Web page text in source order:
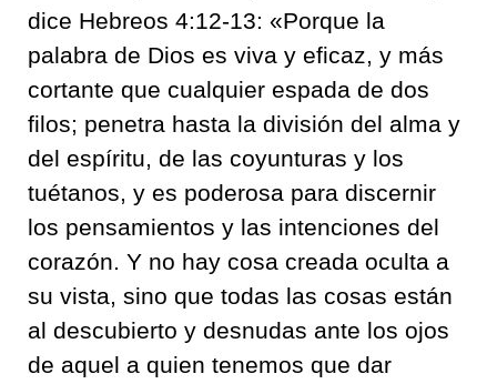
dice Hebreos 4:12-13: «Porque la
palabra de Dios es viva y eficaz, y más
cortante que cualquier espada de dos
filos; penetra hasta la división del alma y
del espíritu, de las coyunturas y los
tuétanos, y es poderosa para discernir
los pensamientos y las intenciones del
corazón. Y no hay cosa creada oculta a
su vista, sino que todas las cosas están
al descubierto y desnudas ante los ojos
de aquel a quien tenemos que dar